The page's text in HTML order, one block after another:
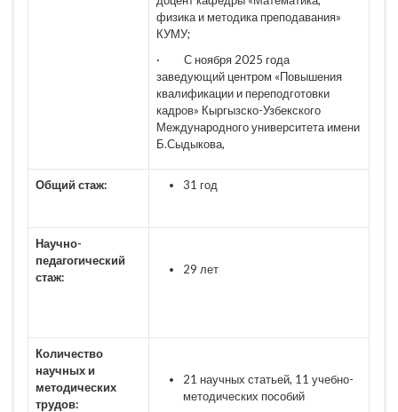
физика и методика преподавания»
КУМУ;
· С ноября 2025 года
заведующий центром «Повышения
квалификации и переподготовки
кадров» Кыргызско-Узбекского
Международного университета имени
Б.Сыдыкова,
Общий стаж: 31 год
Научно-
педагогический
стаж:
29 лет
Количество
научных и
методических
трудов:
21 научных статьей, 11 учебно-
методических пособий